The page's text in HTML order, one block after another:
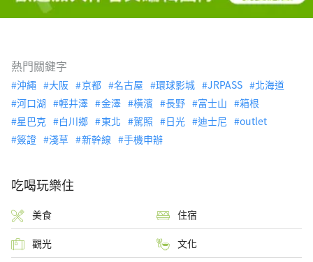
熱門關鍵字
沖繩 大阪 京都 名古屋 環球影城 JRPASS
北海道
河口湖
輕井澤 金澤 橫濱 長野 富士山
箱根
星巴克
白川鄉 東北 駕照 日光 迪士尼
outlet
簽證
淺草 新幹線 手機申辦
吃喝玩樂住
美食 住宿
觀光 文化